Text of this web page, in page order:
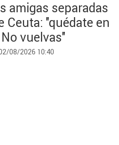
amigas separadas
Ceuta: "quédate en
vuelvas"
08/2026 10:40